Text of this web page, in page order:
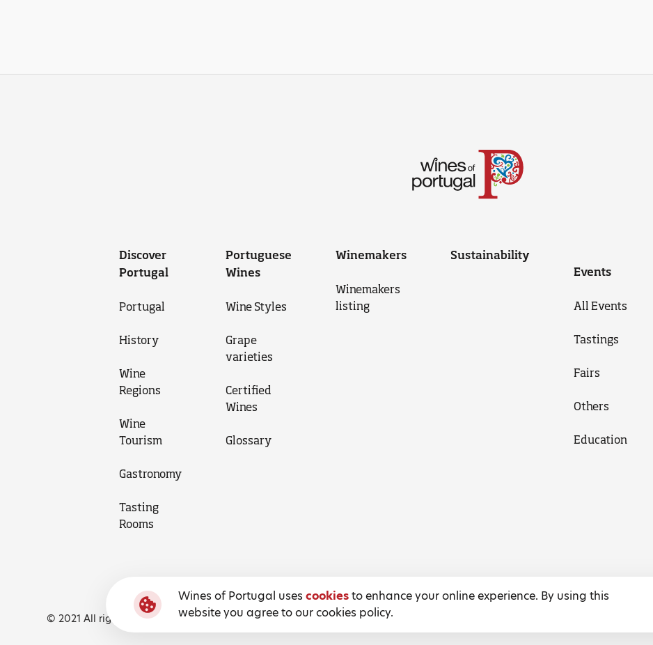
Wines of Portugal uses cookiesto enhance your online experience. By using this
website you agree to our cookies policy.
Discover
Portugal
Portugal
History
Wine
Regions
Wine
Tourism
Gastronomy
Tasting
Rooms
Portuguese
Wines
Wine Styles
Grape
varieties
Certified
Wines
Glossary
Winemakers
Winemakers
listing
Sustainability
Events
All Events
Tastings
Fairs
Others
Education
© 2021 All rights reserved, Wines of Portugal